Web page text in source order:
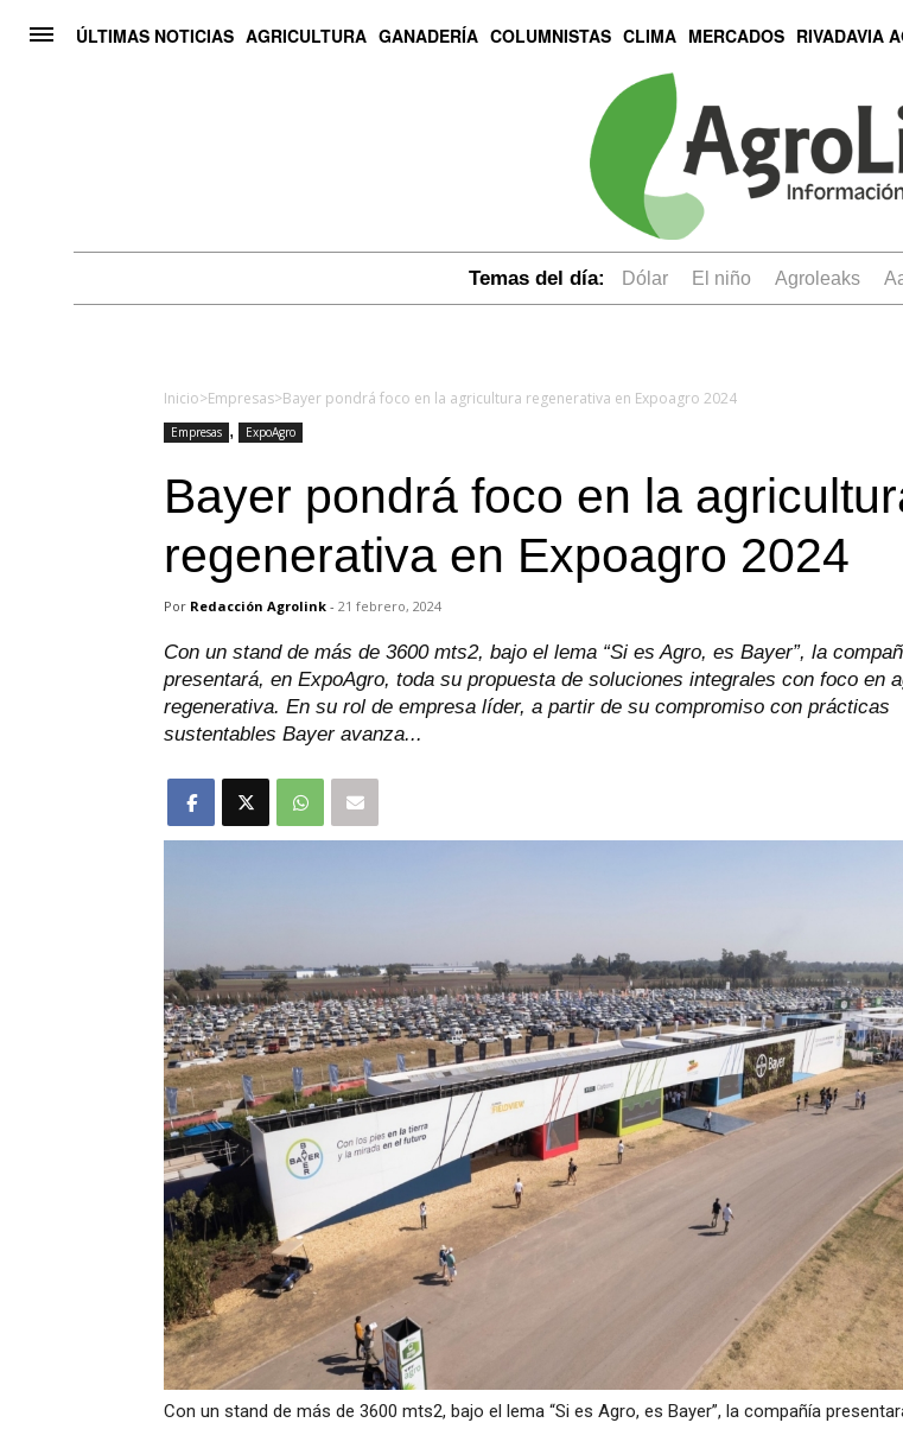
ÚLTIMAS NOTICIAS AGRICULTURA GANADERÍA COLUMNISTAS CLIMA MERCADOS RIVADAVIA
Temas del día: dólar el niño Agroleaks
Inicio>Empresas>Bayer pondrá foco en la agricultura regenerativa en Expoagro 2024
Empresas , ExpoAgro
Bayer pondrá foco en la
regenerativa en Expoagro 2024
Por Redacción Agrolink - 21 febrero, 2024
Con un stand de más de 3600 mts2, bajo el lema “Si es Agro, es Bayer”, la
presentará, en ExpoAgro, toda su propuesta de soluciones integrales con foco en
regenerativa. En su rol de empresa líder, a partir de su compromiso con prácticas
sustentables Bayer avanza...
Con un stand de más de 3600 mts2, bajo el lema “Si es Agro, es Bayer”, la compañía